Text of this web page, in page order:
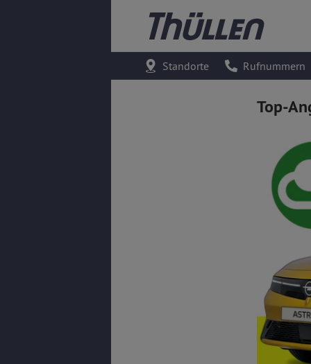
Standorte Rufnummern
Top-